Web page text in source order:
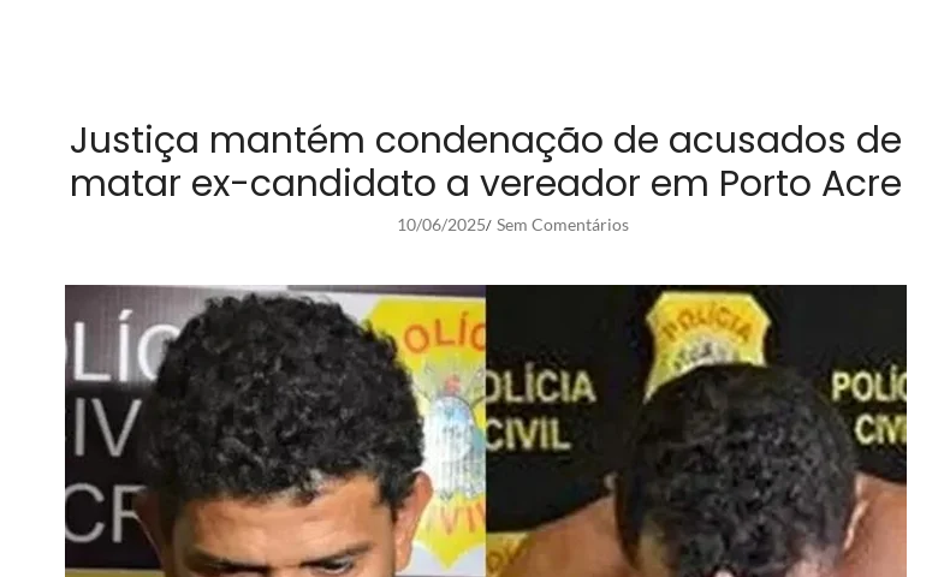
Justiça mantém condenação de acusados de
matar ex-candidato a vereador em Porto Acre
10/06/2025/ Sem Comentários